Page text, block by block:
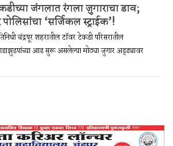
जंगलात रंगला जुगाराचा डाव;
‘सर्जिकल स्ट्राईक’!
चंद्रपूर शहरातील टॉवर टेकडी परिसरातील
आड सुरू असलेल्या मोठ्या जुगार अड्ड्यावर